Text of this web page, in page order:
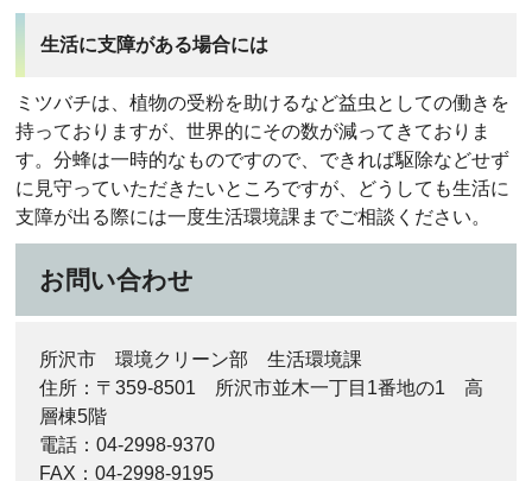
生活に支障がある場合には
ミツバチは、植物の受粉を助けるなど益虫としての働きを
持っておりますが、世界的にその数が減ってきておりま
す。分蜂は一時的なものですので、できれば駆除などせず
に見守っていただきたいところですが、どうしても生活に
支障が出る際には一度生活環境課までご相談ください。
お問い合わせ
所沢市 環境クリーン部 生活環境課
住所：〒359-8501 所沢市並木一丁目1番地の1 高
層棟5階
電話：04-2998-9370
FAX：04-2998-9195